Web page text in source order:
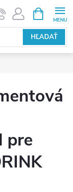
HĽADAŤ
KOŠÍK
pre